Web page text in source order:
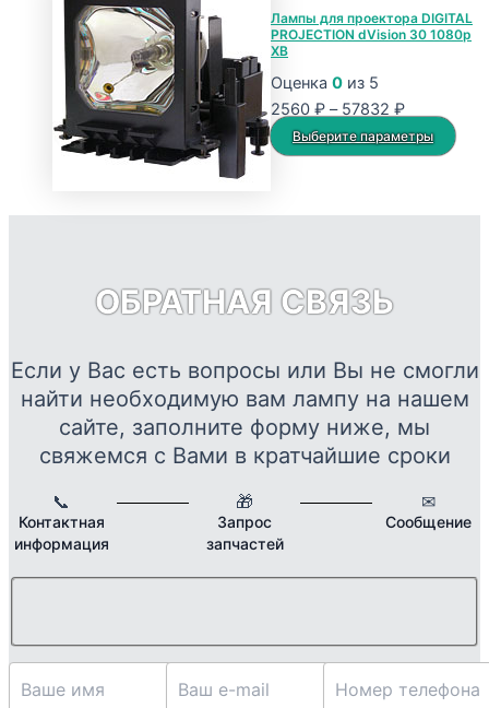
7793 ₽
43451 ₽
имеет
несколько
Опции
можно
выбрать
товара.
Лампы для проектора DIGITAL
PROJECTION dVision 30 1080p
XB
Оценка 0 из 5
2560 ₽ – 57832 ₽Диапазон
цен:
2560 ₽
57832 ₽
Выберите параметры
ОБРАТНАЯ СВЯЗЬ
Если у Вас есть вопросы или Вы не смогли
найти необходимую вам лампу на нашем
сайте, заполните форму ниже, мы
свяжемся с Вами в кратчайшие сроки
📞
Контактная
информация
🎁
Запрос
запчастей
✉
Сообщение